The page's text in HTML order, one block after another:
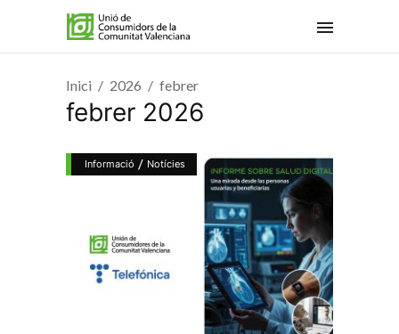
Inici 2026 febrer
febrer 2026
Informació / Notícies